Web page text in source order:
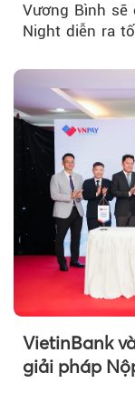
Vương Bình sẽ
Night diễn ra
VietinBank
giải pháp